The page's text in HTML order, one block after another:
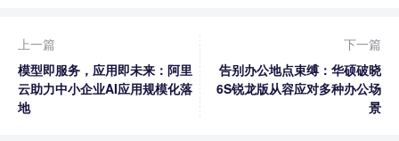
上一篇
模型即服务，应用即未来：阿里
云助力中小企业AI应用规模化落
地
下一篇
告别办公地点束缚：华硕破晓
6S锐龙版从容应对多种办公场
景